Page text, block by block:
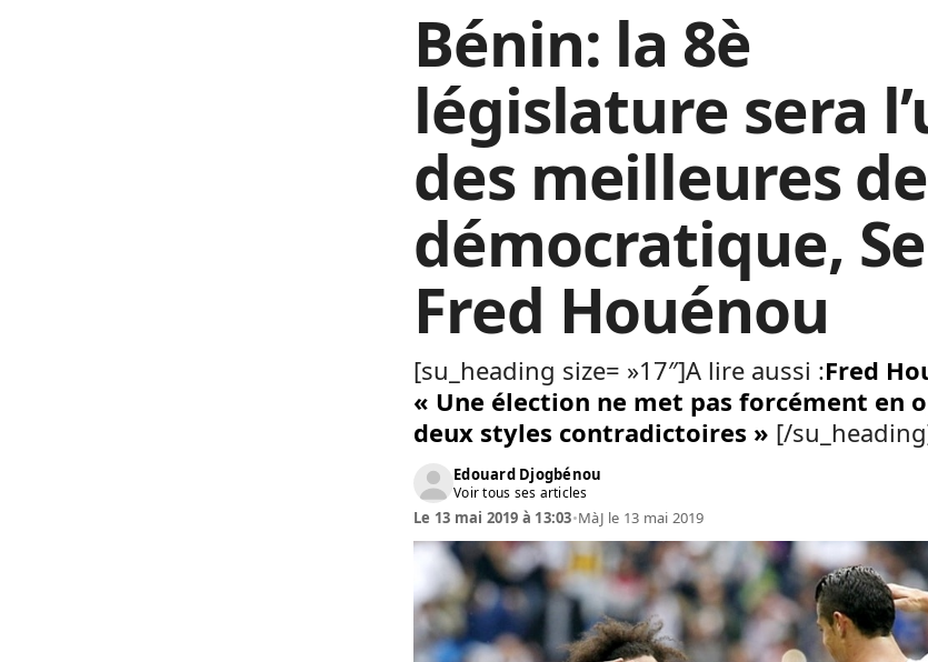
Bénin: la 8è
législature sera
des meilleures de
démocratique,
Fred Houénou
[su_heading size= »17″]A lire aussi :Fred
« Une élection ne met pas forcément en
deux styles contradictoires » [/
Edouard Djogbénou
Voir tous ses articles
Le 13 mai 2019 à 13:03•MàJ le 13 mai 2019